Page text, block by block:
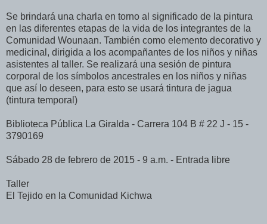
Se brindará una charla en torno al significado de la pintura
en las diferentes etapas de la vida de los integrantes de la
Comunidad Wounaan. También como elemento decorativo y
medicinal, dirigida a los acompañantes de los niños y niñas
asistentes al taller. Se realizará una sesión de pintura
corporal de los símbolos ancestrales en los niños y niñas
que así lo deseen, para esto se usará tintura de jagua
(tintura temporal)
Biblioteca Pública La Giralda - Carrera 104 B # 22 J - 15 -
3790169
Sábado 28 de febrero de 2015 - 9 a.m. - Entrada libre
Taller
El Tejido en la Comunidad Kichwa